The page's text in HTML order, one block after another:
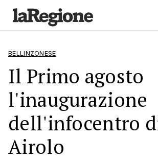
BELLINZONESE
Il Primo agosto
l'inaugurazione
dell'infocentro
Airolo